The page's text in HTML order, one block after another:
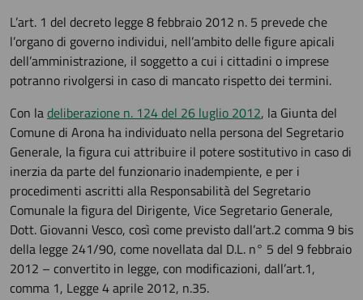
L’art. 1 del decreto legge 8 febbraio 2012 n. 5 prevede che
l’organo di governo individui, nell’ambito delle figure apicali
dell’amministrazione, il soggetto a cui i cittadini o imprese
potranno rivolgersi in caso di mancato rispetto dei termini.
Con ladeliberazione n. 124 del 26 luglio 2012, la Giunta del
Comune di Arona ha individuato nella persona del Segretario
Generale, la figura cui attribuire il potere sostitutivo in caso di
inerzia da parte del funzionario inadempiente, e per i
procedimenti ascritti alla Responsabilità del Segretario
Comunale la figura del Dirigente, Vice Segretario Generale,
Dott. Giovanni Vesco, così come previsto dall’art.2 comma 9 bis
della legge 241/90, come novellata dal D.L. n° 5 del 9 febbraio
2012 – convertito in legge, con modificazioni, dall’art.1,
comma 1, Legge 4 aprile 2012, n.35.